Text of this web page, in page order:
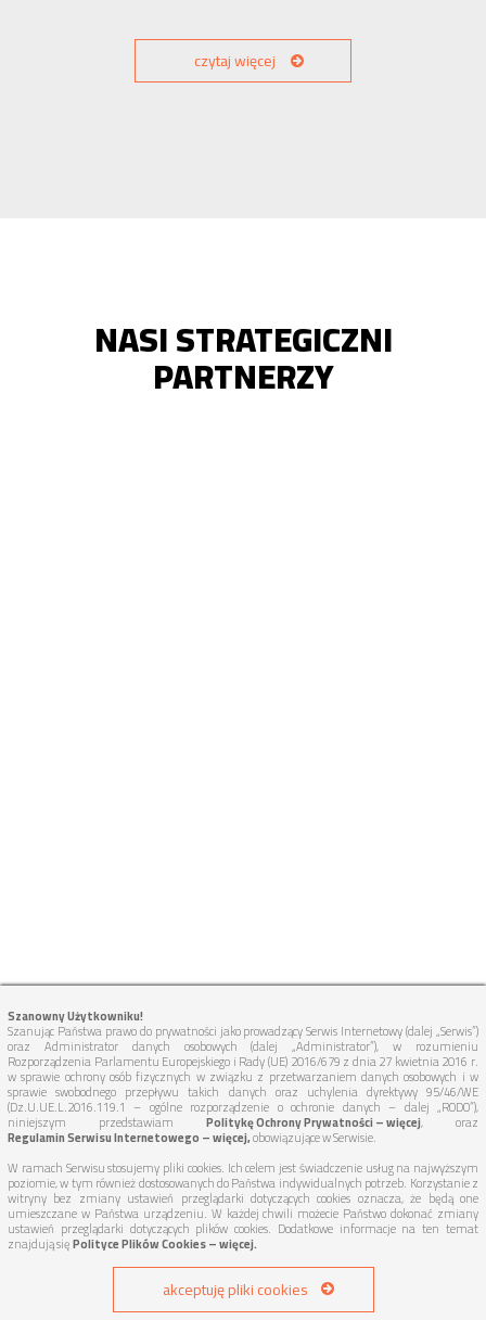
czytaj więcej
NASI STRATEGICZNI
PARTNERZY
Szanowny Użytkowniku!
Szanując Państwa prawo do prywatności jako prowadzący Serwis Internetowy (dalej „Serwis”)
oraz Administrator danych osobowych (dalej „Administrator”), w rozumieniu
Rozporządzenia Parlamentu Europejskiego i Rady (UE) 2016/679 z dnia 27 kwietnia 2016 r.
w sprawie ochrony osób fizycznych w związku z przetwarzaniem danych osobowych i w
sprawie swobodnego przepływu takich danych oraz uchylenia dyrektywy 95/46/WE
(Dz.U.UE.L.2016.119.1 – ogólne rozporządzenie o ochronie danych – dalej „RODO”),
niniejszym przedstawiam Politykę Ochrony Prywatności – więcej, oraz
Regulamin Serwisu Internetowego – więcej,obowiązujące w Serwisie.
W ramach Serwisu stosujemy pliki cookies. Ich celem jest świadczenie usług na najwyższym
poziomie, w tym również dostosowanych do Państwa indywidualnych potrzeb. Korzystanie z
witryny bez zmiany ustawień przeglądarki dotyczących cookies oznacza, że będą one
umieszczane w Państwa urządzeniu. W każdej chwili możecie Państwo dokonać zmiany
ustawień przeglądarki dotyczących plików cookies. Dodatkowe informacje na ten temat
znajdują sięPolityce Plików Cookies – więcej.
akceptuję pliki cookies